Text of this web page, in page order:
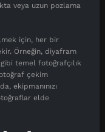
veya uzun pozlama
için, her bir
Örneğin, diyafram
gibi temel fotoğrafçılık
çekim
ekipmanınızı
elde